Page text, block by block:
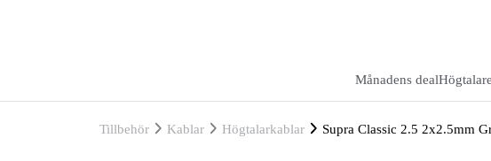
Månadens dealHögtalare
Tillbehör Kablar Högtalarkablar Supra Classic 2.5 2x2.5mm